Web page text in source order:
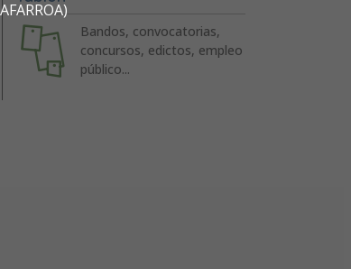
Bandos, convocatorias,
concursos, edictos, empleo
público...